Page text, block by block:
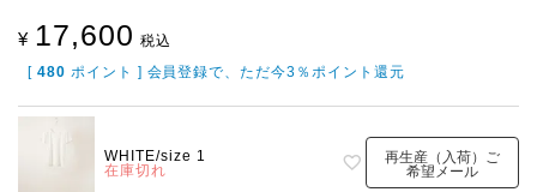
¥ 17,600 税込
[ 480 ポイント ] 会員登録で、ただ今3％ポイント還元
WHITE/size 1
在庫切れ
再生産（入荷）ご
希望メール